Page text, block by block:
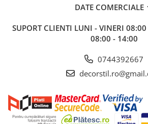
DATE COMERCIALE
SUPORT CLIENTI LUNI - VINERI
08:00 - 14:00
0744392667